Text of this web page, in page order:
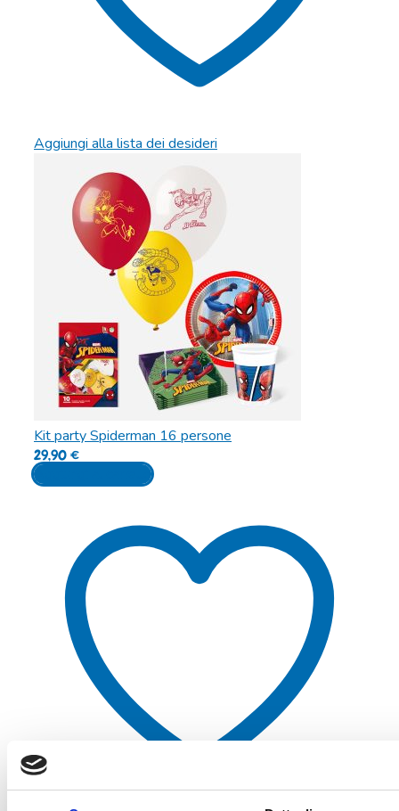
Aggiungi alla lista dei desideri
Kit party Spiderman 16 persone
29,90€
Aggiungi al carrello